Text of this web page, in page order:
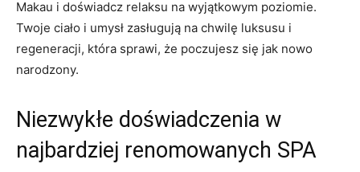
Makau i doświadcz relaksu na wyjątkowym poziomie.
Twoje ciało i umysł zasługują ‌na⁢ chwilę‍ luksusu⁢ i
regeneracji, która sprawi, że poczujesz się jak nowo
narodzony.
Niezwykłe doświadczenia w
najbardziej renomowanych SPA